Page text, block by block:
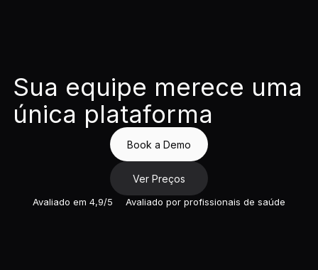
Sua equipe merece uma
única plataforma
Book a Demo
Ver Preços
Avaliado em 4,9/5 Avaliado por profissionais de saúde